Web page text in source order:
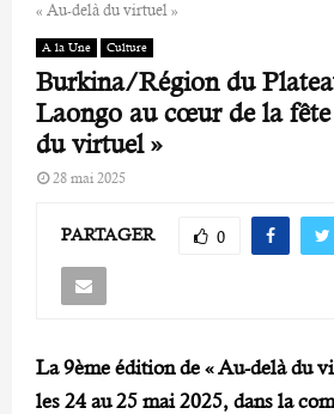
« Au-delà du virtuel »
A la Une Culture
Burkina/Région du
Laongo au cœur de la
du virtuel »
28 mai 2025
PARTAGER 0
La 9ème édition de « Au-delà du
les 24 au 25 mai 2025, dans la